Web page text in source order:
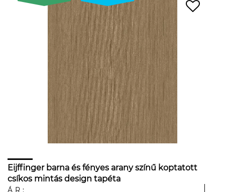
Eijffinger barna és fényes arany színű koptatott
csíkos mintás design tapéta
ÁR: